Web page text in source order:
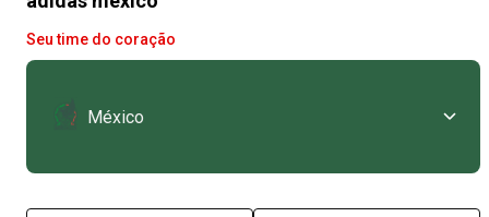
Seu time do coração
México